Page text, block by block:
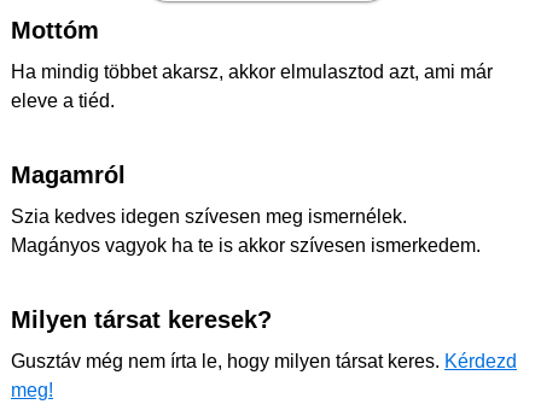
Mottóm
Ha mindig többet akarsz, akkor elmulasztod azt, ami már
eleve a tiéd.
Magamról
Szia kedves idegen szívesen meg ismernélek.
Magányos vagyok ha te is akkor szívesen ismerkedem.
Milyen társat keresek?
Gusztáv még nem írta le, hogy milyen társat keres. Kérdezd
meg!